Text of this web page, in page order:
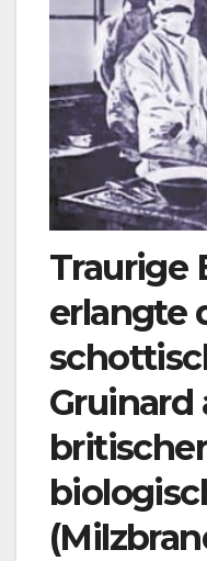
Traurige
erlangte
Gruinard